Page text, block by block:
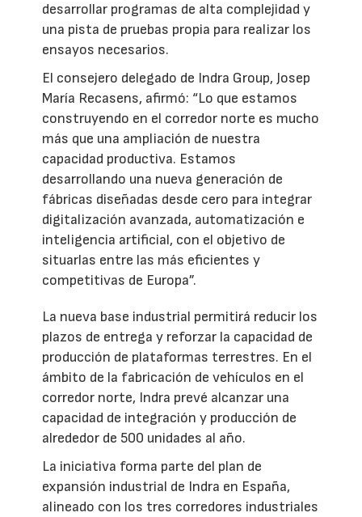
desarrollar programas de alta complejidad y
una pista de pruebas propia para realizar los
ensayos necesarios.
El consejero delegado de Indra Group, Josep
María Recasens, afirmó: “Lo que estamos
construyendo en el corredor norte es mucho
más que una ampliación de nuestra
capacidad productiva. Estamos
desarrollando una nueva generación de
fábricas diseñadas desde cero para integrar
digitalización avanzada, automatización e
inteligencia artificial, con el objetivo de
situarlas entre las más eficientes y
competitivas de Europa”.
La nueva base industrial permitirá reducir los
plazos de entrega y reforzar la capacidad de
producción de plataformas terrestres. En el
ámbito de la fabricación de vehículos en el
corredor norte, Indra prevé alcanzar una
capacidad de integración y producción de
alrededor de 500 unidades al año.
La iniciativa forma parte del plan de
expansión industrial de Indra en España,
alineado con los tres corredores industriales